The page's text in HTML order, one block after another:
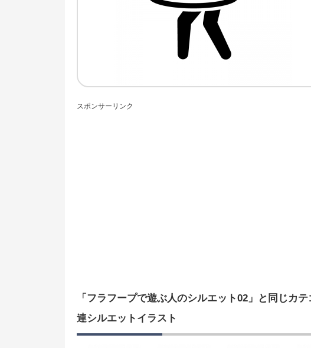
スポンサーリンク
「フラフープで遊ぶ人のシルエット02」と同じカテ
連シルエットイラスト